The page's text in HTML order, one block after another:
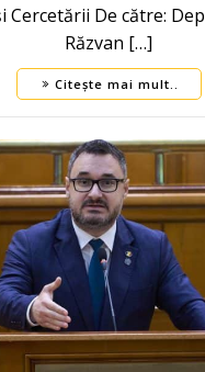
Cercetării De către:
Răzvan […]
Citește mai mult..